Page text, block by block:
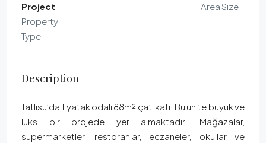
Project
Property
Type
Area Size
Description
Tatlısu’da 1 yatak odalı 88m² çatı katı. Bu ünite büyük ve
lüks bir projede yer almaktadır. Mağazalar,
süpermarketler, restoranlar, eczaneler, okullar ve